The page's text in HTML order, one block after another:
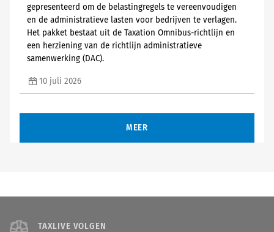
gepresenteerd om de belastingregels te vereenvoudigen
en de administratieve lasten voor bedrijven te verlagen.
Het pakket bestaat uit de Taxation Omnibus-richtlijn en
een herziening van de richtlijn administratieve
samenwerking (DAC).
10 juli 2026
MEER
TAXLIVE VOLGEN